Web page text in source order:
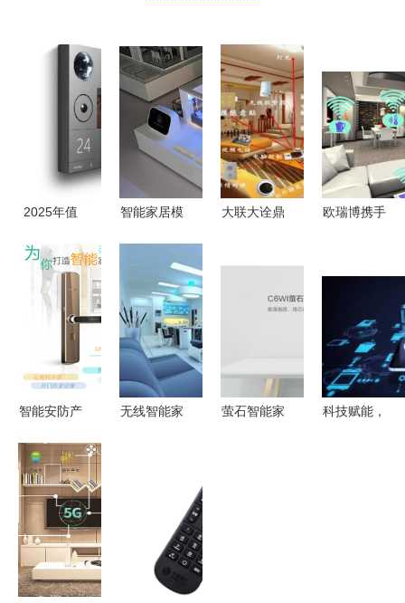
2025年值
能家居设备
前瞻
智能家居模
接概念与现
实的核心功
能解析
大联大诠鼎
Semtech与
钰太科技，
新方案
欧瑞博携手
能5G智慧
新生活
智能安防产
能家居市场
增长的引擎
无线智能家
萤石智能家
科技赋能，